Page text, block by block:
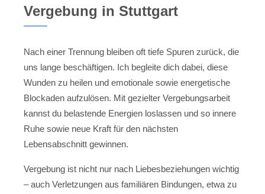
Vergebung in Stuttgart
Nach einer Trennung bleiben oft tiefe Spuren zurück, die
uns lange beschäftigen. Ich begleite dich dabei, diese
Wunden zu heilen und emotionale sowie energetische
Blockaden aufzulösen. Mit gezielter Vergebungsarbeit
kannst du belastende Energien loslassen und so innere
Ruhe sowie neue Kraft für den nächsten
Lebensabschnitt gewinnen.
Vergebung ist nicht nur nach Liebesbeziehungen wichtig
– auch Verletzungen aus familiären Bindungen, etwa zu